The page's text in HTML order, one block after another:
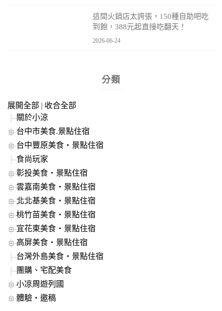
這間火鍋店太誇張，150種自助吧吃
到飽，388元起直接吃翻天！
2026-06-24
分類
展開全部 | 收合全部
關於小涼
台中市美食.景點住宿
台中豐原美食‧景點住宿
食尚玩家
彰投美食‧景點住宿
雲嘉南美食‧景點住宿
北北基美食‧景點住宿
桃竹苗美食‧景點住宿
宜花東美食‧景點住宿
高屏美食‧景點住宿
台灣外島美食‧景點住宿
團購、宅配美食
小凉周遊列國
體驗‧邀稿